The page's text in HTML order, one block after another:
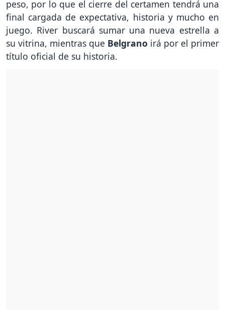
peso, por lo que el cierre del certamen tendrá una
final cargada de expectativa, historia y mucho en
juego. River buscará sumar una nueva estrella a
su vitrina, mientras que Belgrano irá por el primer
título oficial de su historia.